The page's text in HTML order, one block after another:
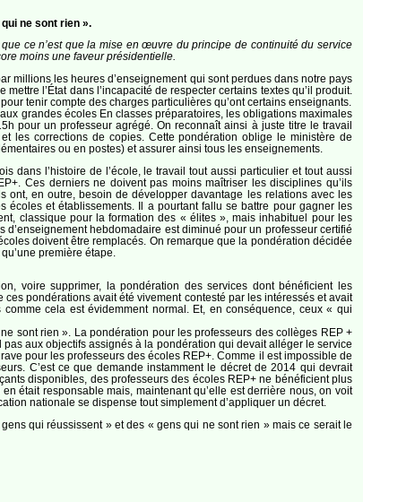
ne sont rien ».
ce n’est que la mise en œuvre du principe de continuité du service
moins une faveur présidentielle.
millions les heures d’enseignement qui sont perdues dans notre pays
l’État dans l’incapacité de respecter certains textes qu’il produit.
tenir compte des charges particulières qu’ont certains enseignants.
grandes écoles En classes préparatoires, les obligations maximales
pour un professeur agrégé. On reconnaît ainsi à juste titre le travail
les corrections de copies. Cette pondération oblige le ministère de
ou en postes) et assurer ainsi tous les enseignements.
dans l’histoire de l’école, le travail tout aussi particulier et tout aussi
Ces derniers ne doivent pas moins maîtriser les disciplines qu’ils
ont, en outre, besoin de développer davantage les relations avec les
écoles et établissements. Il a pourtant fallu se battre pour gagner les
classique pour la formation des « élites », mais inhabituel pour les
hebdomadaire est diminué pour un professeur certifié
doivent être remplacés. On remarque que la pondération décidée
première étape.
voire supprimer, la pondération des services dont bénéficient les
pondérations avait été vivement contesté par les intéressés et avait
cela est évidemment normal. Et, en conséquence, ceux « qui
sont rien ». La pondération pour les professeurs des collèges REP +
aux objectifs assignés à la pondération qui devait alléger le service
pour les professeurs des écoles REP+. Comme il est impossible de
C’est ce que demande instamment le décret de 2014 qui devrait
disponibles, des professeurs des écoles REP+ ne bénéficient plus
était responsable mais, maintenant qu’elle est derrière nous, on voit
nationale se dispense tout simplement d’appliquer un décret.
qui réussissent » et des « gens qui ne sont rien » mais ce serait le